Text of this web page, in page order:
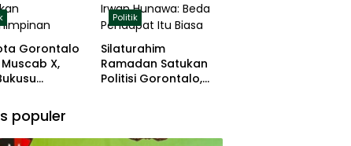
Gorontalo
X,
Politik
Silaturahim
Ramadan Satukan
Politisi Gorontalo,
populer